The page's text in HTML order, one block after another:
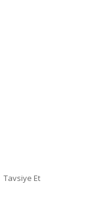
Tavsiye Et